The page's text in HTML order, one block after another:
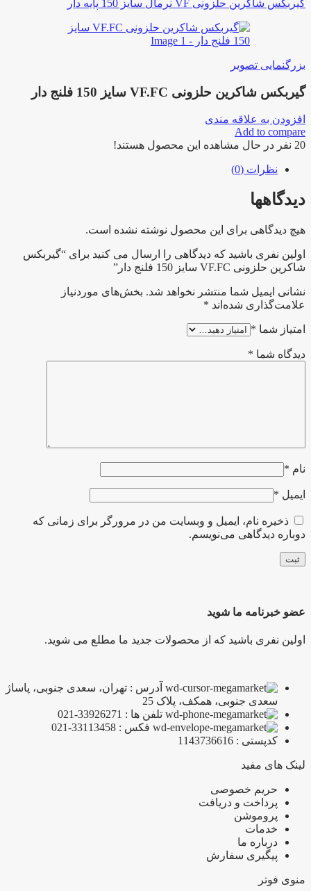
گیربکس شاکرین حلزونی VF نرمال سایز 150 پایه دار
بزرگنمایی تصویر
گیربکس شاکرین حلزونی VF.FC سایز 150 فلنج دار
افزودن به علاقه مندی
Add to compare
20 نفر در حال مشاهده این محصول هستند!
نظرات (0)
دیدگاهها
هیچ دیدگاهی برای این محصول نوشته نشده است.
اولین نفری باشید که دیدگاهی را ارسال می کنید برای “گیربکس
شاکرین حلزونی VF.FC سایز 150 فلنج دار”
نشانی ایمیل شما منتشر نخواهد شد. بخش‌های موردنیاز
علامت‌گذاری شده‌اند *
امتیاز شما *
دیدگاه شما *
نام *
ایمیل *
ذخیره نام، ایمیل و وبسایت من در مرورگر برای زمانی که
دوباره دیدگاهی می‌نویسم.
عضو خبرنامه ما شوید
اولین نفری باشید که از محصولات جدید ما مطلع می شوید.
آدرس : تهران، سعدی جنوبی، پاساژ
سعدی جنوبی، همکف، پلاک 25
تلفن ها : 33926271-021
فکس : 33113458-021
کدپستی : 1143736616
لینک های مفید
حریم خصوصی
پرداخت و دریافت
پروموشن
خدمات
درباره ما
پیگیری سفارش
منوی فوتر